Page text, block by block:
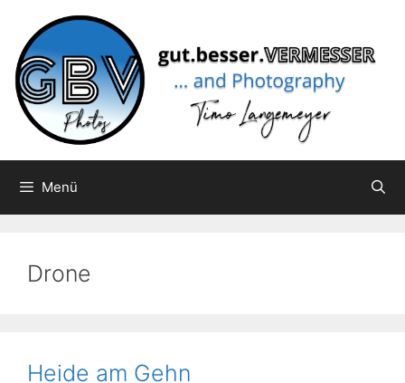
Inhalt
springen
Menü
Drone
Heide am Gehn